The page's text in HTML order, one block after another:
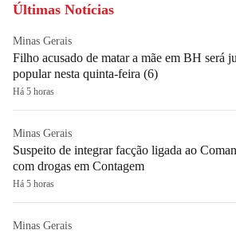
Últimas Notícias
Minas Gerais
Filho acusado de matar a mãe em BH será
popular nesta quinta-feira (6)
Há 5 horas
Minas Gerais
Suspeito de integrar facção ligada ao
com drogas em Contagem
Há 5 horas
Minas Gerais